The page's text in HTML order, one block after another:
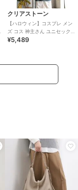
クリアストーン
【ハロウィン】コスプレ メン
ズ コス 神主さん ユニセックス
ブルー
¥5,489